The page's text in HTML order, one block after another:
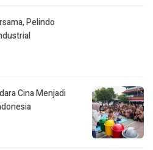
Pelindo
Cina Menjadi